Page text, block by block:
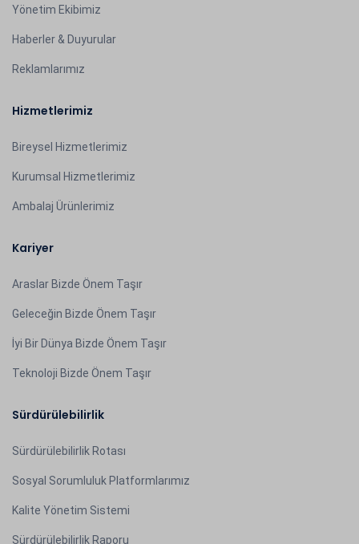
Yönetim Ekibimiz
Haberler & Duyurular
Reklamlarımız
Hizmetlerimiz
Bireysel Hizmetlerimiz
Kurumsal Hizmetlerimiz
Ambalaj Ürünlerimiz
Kariyer
Araslar Bizde Önem Taşır
Geleceğin Bizde Önem Taşır
İyi Bir Dünya Bizde Önem Taşır
Teknoloji Bizde Önem Taşır
Sürdürülebilirlik
Sürdürülebilirlik Rotası
Sosyal Sorumluluk Platformlarımız
Kalite Yönetim Sistemi
Sürdürülebilirlik Raporu